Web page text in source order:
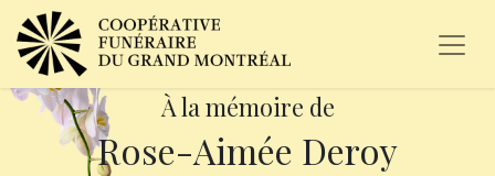
À la mémoire de
Rose-Aimée Deroy